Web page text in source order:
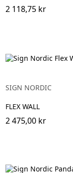
2 118,75 kr
SIGN NORDIC
FLEX WALL
2 475,00 kr